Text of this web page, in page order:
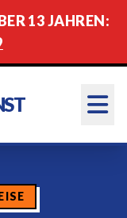
13 JAHREN: